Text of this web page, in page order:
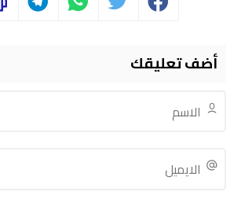
أضف تعليقك